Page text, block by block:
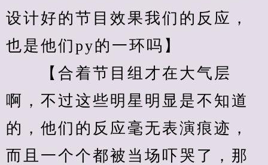
设计好的节目效果我们的反应，
也是他们py的一环吗】
【合着节目组才在大气层
啊，不过这些明星明显是不知道
的，他们的反应毫无表演痕迹，
而且一个个都被当场吓哭了，那